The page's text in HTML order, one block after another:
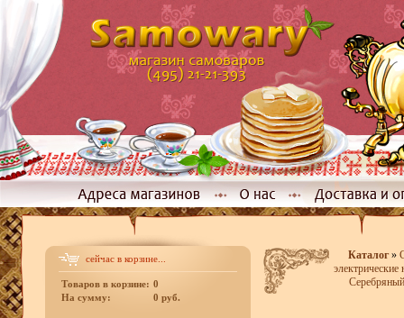
сейчас в корзине...
Товаров в корзине: 0
На сумму:
0 руб.
Каталог»
электрические